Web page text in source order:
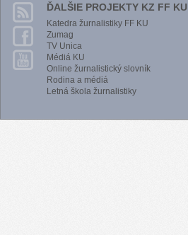
ĎALŠIE PROJEKTY KZ FF KU
Katedra žurnalistiky FF KU
Zumag
TV Unica
Médiá KU
Online žurnalistický slovník
Rodina a médiá
Letná škola žurnalistiky